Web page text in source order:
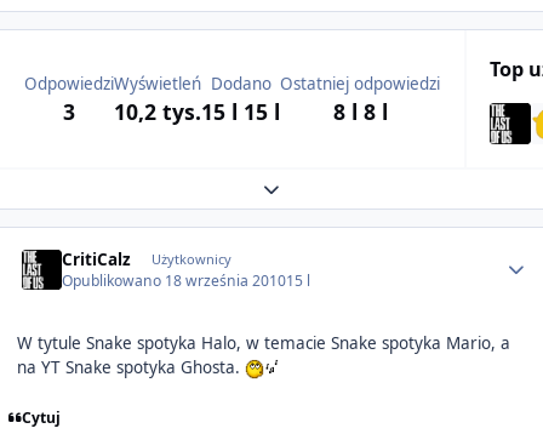
Odpowiedzi
3
Wyświetleń
10,2 tys.
Dodano
15 l 15 l
Ostatniej odpowiedzi
8 l 8 l
Top
Expand topic overview
CritiCalz Użytkownicy
Opublikowano 18 września 201015 l
W tytule Snake spotyka Halo, w temacie Snake spotyka Mario, a
na YT Snake spotyka Ghosta.
Cytuj